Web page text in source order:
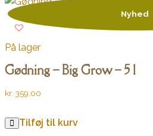
Nyhed
På lager
Gødning – Big Grow – 5 l
kr. 359,00
Tilføj til kurv